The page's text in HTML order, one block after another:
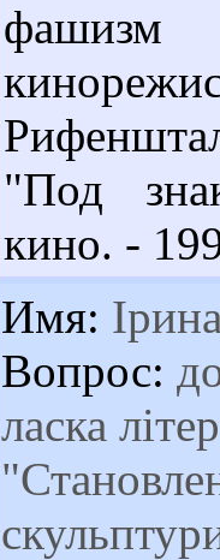
"Под
кино. -
Имя:
Вопрос:
ласка